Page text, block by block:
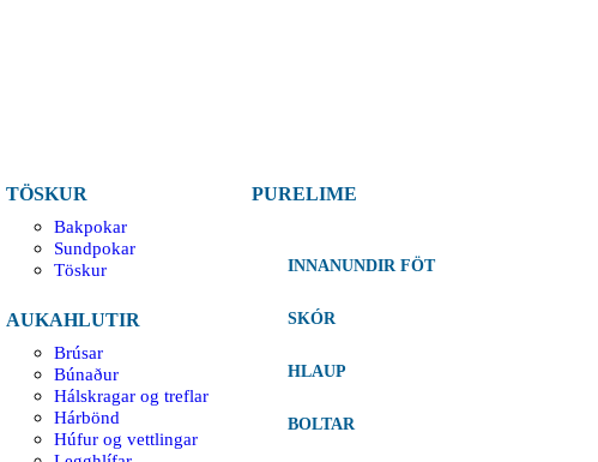
TÖSKUR
Bakpokar
Sundpokar
Töskur
AUKAHLUTIR
Brúsar
Búnaður
Hálskragar og treflar
Hárbönd
Húfur og vettlingar
PURELIME
INNANUNDIR FÖT
SKÓR
HLAUP
BOLTAR